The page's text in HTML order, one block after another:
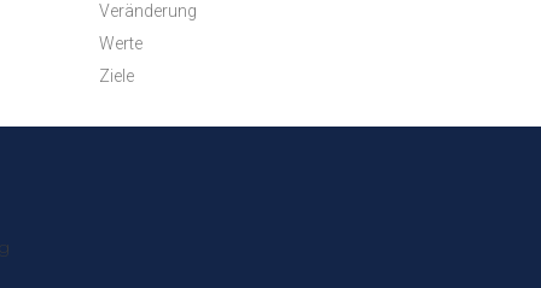
Veränderung
Werte
Ziele